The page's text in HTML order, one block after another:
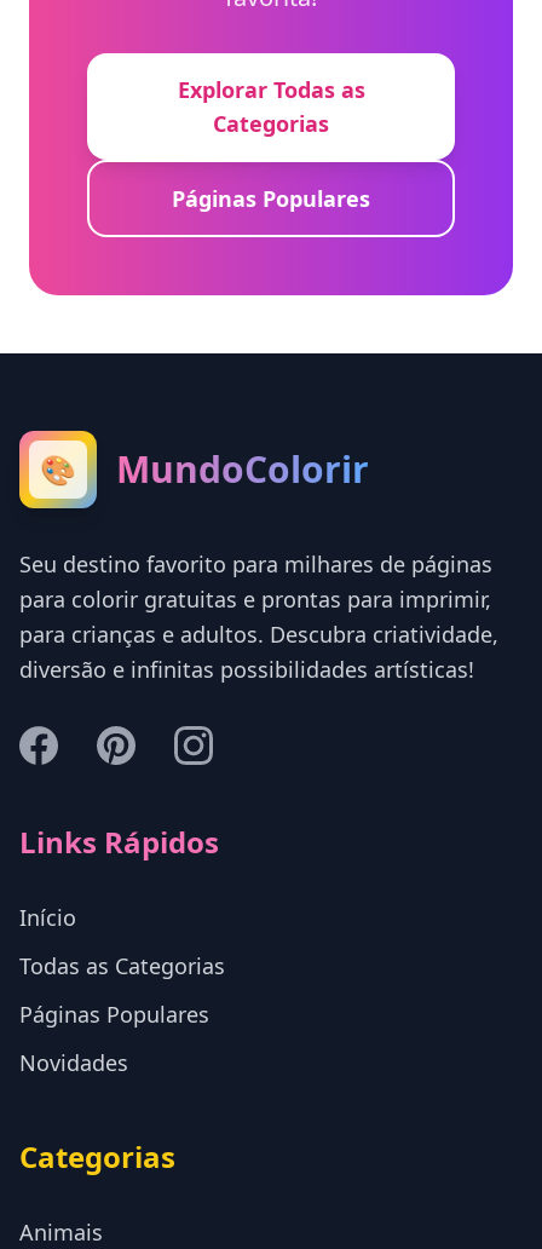
Explorar Todas as
Categorias
Páginas Populares
🎨 MundoColorir
Seu destino favorito para milhares de páginas
para colorir gratuitas e prontas para imprimir,
para crianças e adultos. Descubra criatividade,
diversão e infinitas possibilidades artísticas!
Links Rápidos
Início
Todas as Categorias
Páginas Populares
Novidades
Categorias
Animais